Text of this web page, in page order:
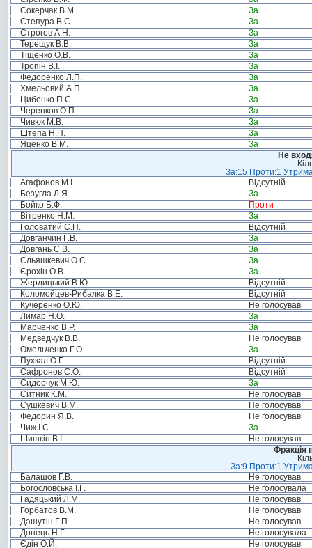
Сокерчак В.М.
За
Степура В.С.
За
Строгов А.Н.
За
Терещук В.В.
За
Тіщенко О.В.
За
Тропін В.І.
За
Федоренко Л.П.
За
Хмельовий А.П.
За
Цибенко П.С.
За
Черенков О.П.
За
Чивюк М.В.
За
Штепа Н.П.
За
Яценко В.М.
За
Не
За:15 Проти:1
Агафонов М.І.
Відсутній
Безугла Л.Я.
За
Бойко Б.Ф.
Проти
Вітренко Н.М.
За
Головатий С.П.
Відсутній
Довганчин Г.В.
За
Довгань С.В.
За
Єльяшкевич О.С.
За
Єрохін О.В.
За
Жердицький В.Ю.
Відсутній
Коломойцев-Рибалка В.Е.
Відсутній
Кучеренко О.Ю.
Не голосував
Лимар Н.О.
За
Марченко В.Р.
За
Медведчук В.В.
Не голосував
Омельченко Г.О.
За
Пухкал О.Г.
Відсутній
Сафронов С.О.
Відсутній
Сидорчук М.Ю.
За
Ситник К.М.
Не голосував
Сушкевич В.М.
Не голосував
Федорин Я.В.
Не голосував
Чиж І.С.
За
Шишкін В.І.
Не голосував
Фракція
За:9 Проти:1
Балашов Г.В.
Не голосував
Богословська І.Г.
Не голосувала
Гадяцький Л.М.
Не голосував
Горбатов В.М.
Не голосував
Дашутін Г.П.
Не голосував
Донець Н.Г.
Не голосувала
Єдін О.Й.
Не голосував